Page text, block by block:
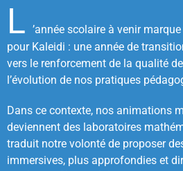
L ’année scolaire à venir
pour Kaleidi : une année de
vers le renforcement de la qualité
l’évolution de nos pratiques
Dans ce contexte, nos animations
deviennent des laboratoires
traduit notre volonté de proposer
immersives, plus approfondies et